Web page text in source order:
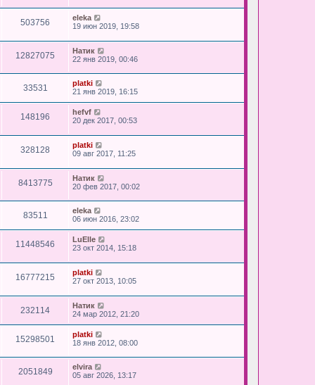
503756
eleka
19 июн 2019, 19:58
12827075
Натик
22 янв 2019, 00:46
33531
platki
21 янв 2019, 16:15
148196
hefvf
20 дек 2017, 00:53
328128
platki
09 авг 2017, 11:25
8413775
Натик
20 фев 2017, 00:02
83511
eleka
06 июн 2016, 23:02
11448546
LuElle
23 окт 2014, 15:18
16777215
platki
27 окт 2013, 10:05
232114
Натик
24 мар 2012, 21:20
15298501
platki
18 янв 2012, 08:00
2051849
elvira
05 авг 2026, 13:17